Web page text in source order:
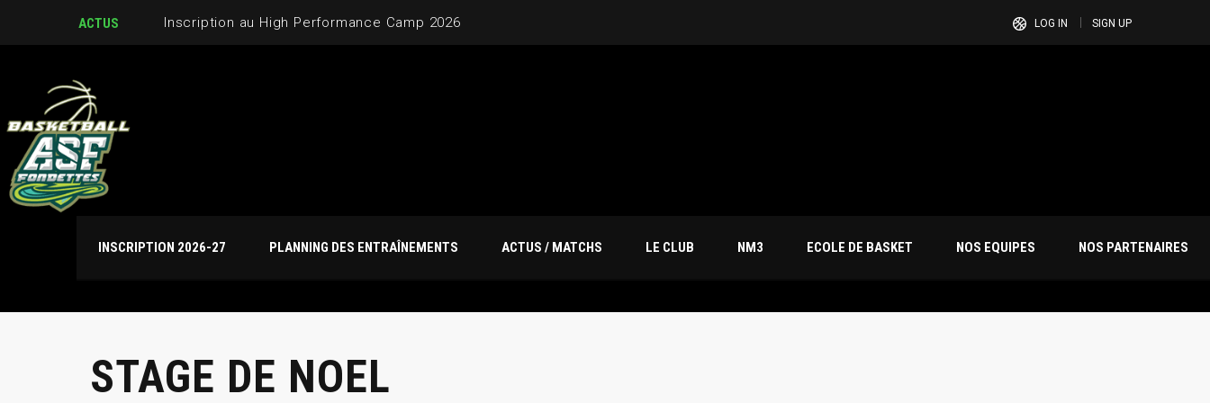
ACTUS Inscription au High Performance Camp 2026 LOG IN SIGN UP
INSCRIPTION 2026-27 PLANNING DES ENTRAÎNEMENTS ACTUS / MATCHS LE CLUB NM3 ECOLE DE BASKET NOS EQUIPES NOS PARTENAIRES
STAGE DE NOEL